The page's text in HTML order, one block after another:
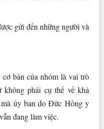
gửi đến những người và
bản của nhóm là vai trò
phải cụ thể về khả
ủy ban do Đức Hồng y
đang làm việc.